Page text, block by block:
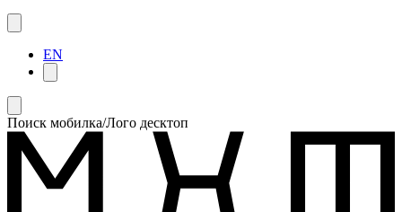
EN
Поиск мобилка/Лого десктоп